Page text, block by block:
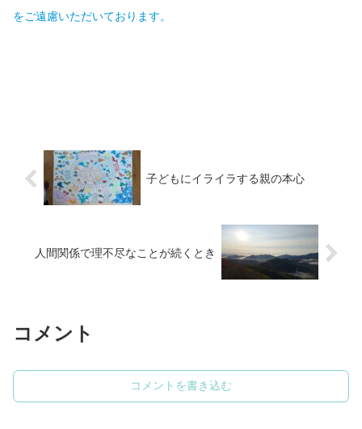
をご遠慮いただいております。
子どもにイライラする親の本心
人間関係で理不尽なことが続くとき
コメント
コメントを書き込む